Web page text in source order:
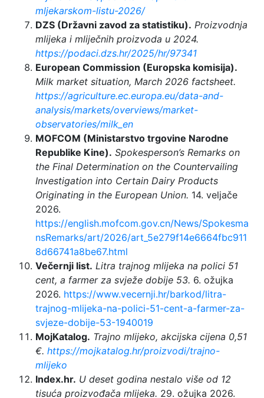
mljekarskom-listu-2026/
DZS (Državni zavod za statistiku). Proizvodnja
mlijeka i mliječnih proizvoda u 2024.
https://podaci.dzs.hr/2025/hr/97341
European Commission (Europska komisija).
Milk market situation, March 2026 factsheet.
https://agriculture.ec.europa.eu/data-and-
analysis/markets/overviews/market-
observatories/milk_en
MOFCOM (Ministarstvo trgovine Narodne
Republike Kine). Spokesperson’s Remarks on
the Final Determination on the Countervailing
Investigation into Certain Dairy Products
Originating in the European Union. 14. veljače
2026.
https://english.mofcom.gov.cn/News/Spokesma
nsRemarks/art/2026/art_5e279f14e6664fbc911
8d66741a8be67.html
Večernji list. Litra trajnog mlijeka na polici 51
cent, a farmer za svježe dobije 53. 6. ožujka
2026. https://www.vecernji.hr/barkod/litra-
trajnog-mlijeka-na-polici-51-cent-a-farmer-za-
svjeze-dobije-53-1940019
MojKatalog. Trajno mlijeko, akcijska cijena 0,51
€. https://mojkatalog.hr/proizvodi/trajno-
mlijeko
Index.hr. U deset godina nestalo više od 12
tisuća proizvođača mlijeka. 29. ožujka 2026.